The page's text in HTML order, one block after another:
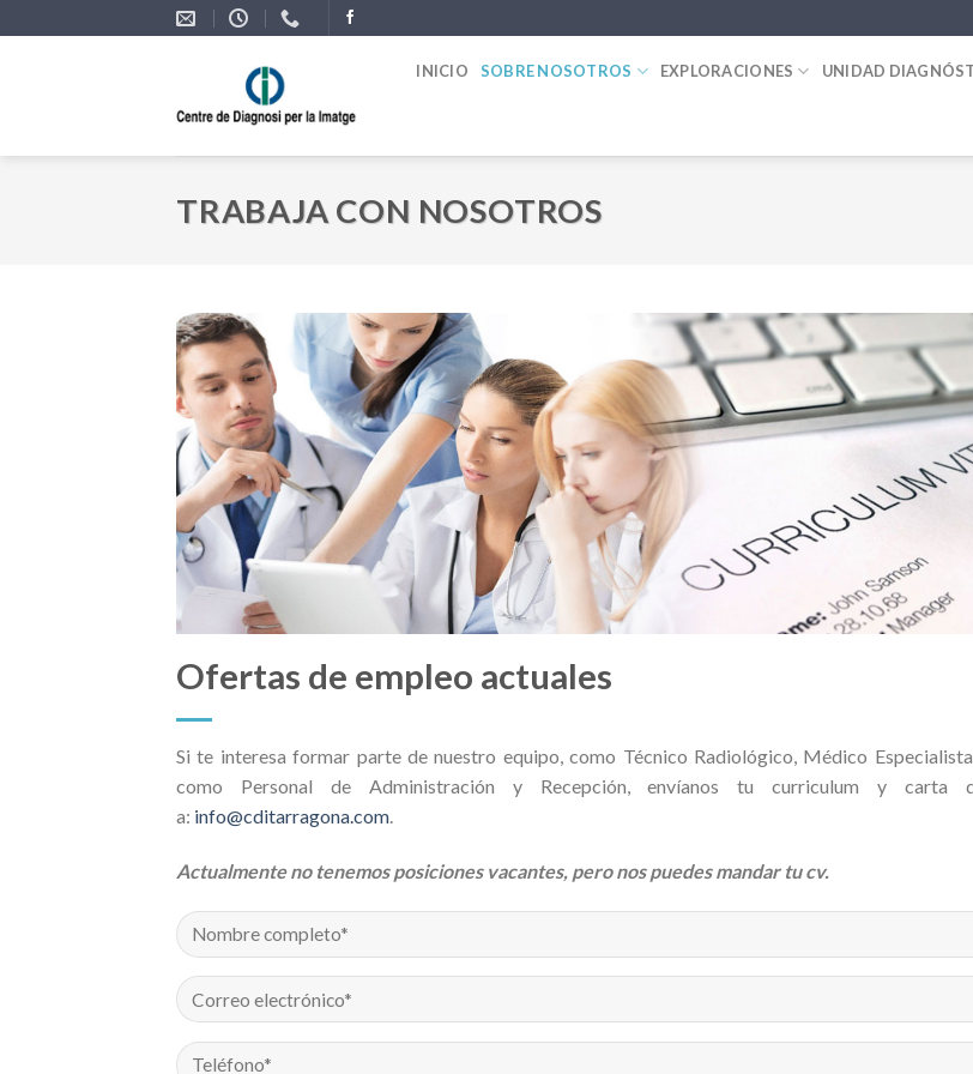
to
INICIO SOBRE NOSOTROS EXPLORACIONES UNIDAD
TRABAJA CON NOSOTROS
Ofertas de empleo actuales
Si te interesa formar parte de nuestro equipo, como Técnico Radiológico, Médico
como Personal de Administración y Recepción, envíanos tu curriculum y carta
a: info@cditarragona.com.
Actualmente no tenemos posiciones vacantes, pero nos puedes mandar tu cv.